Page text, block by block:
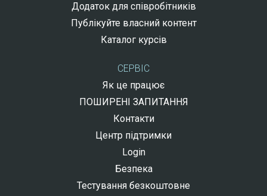
Додаток для співробітників
Публікуйте власний контент
Каталог курсів
СЕРВІС
Як це працює
ПОШИРЕНІ ЗАПИТАННЯ
Контакти
Центр підтримки
Login
Безпека
Тестування безкоштовне